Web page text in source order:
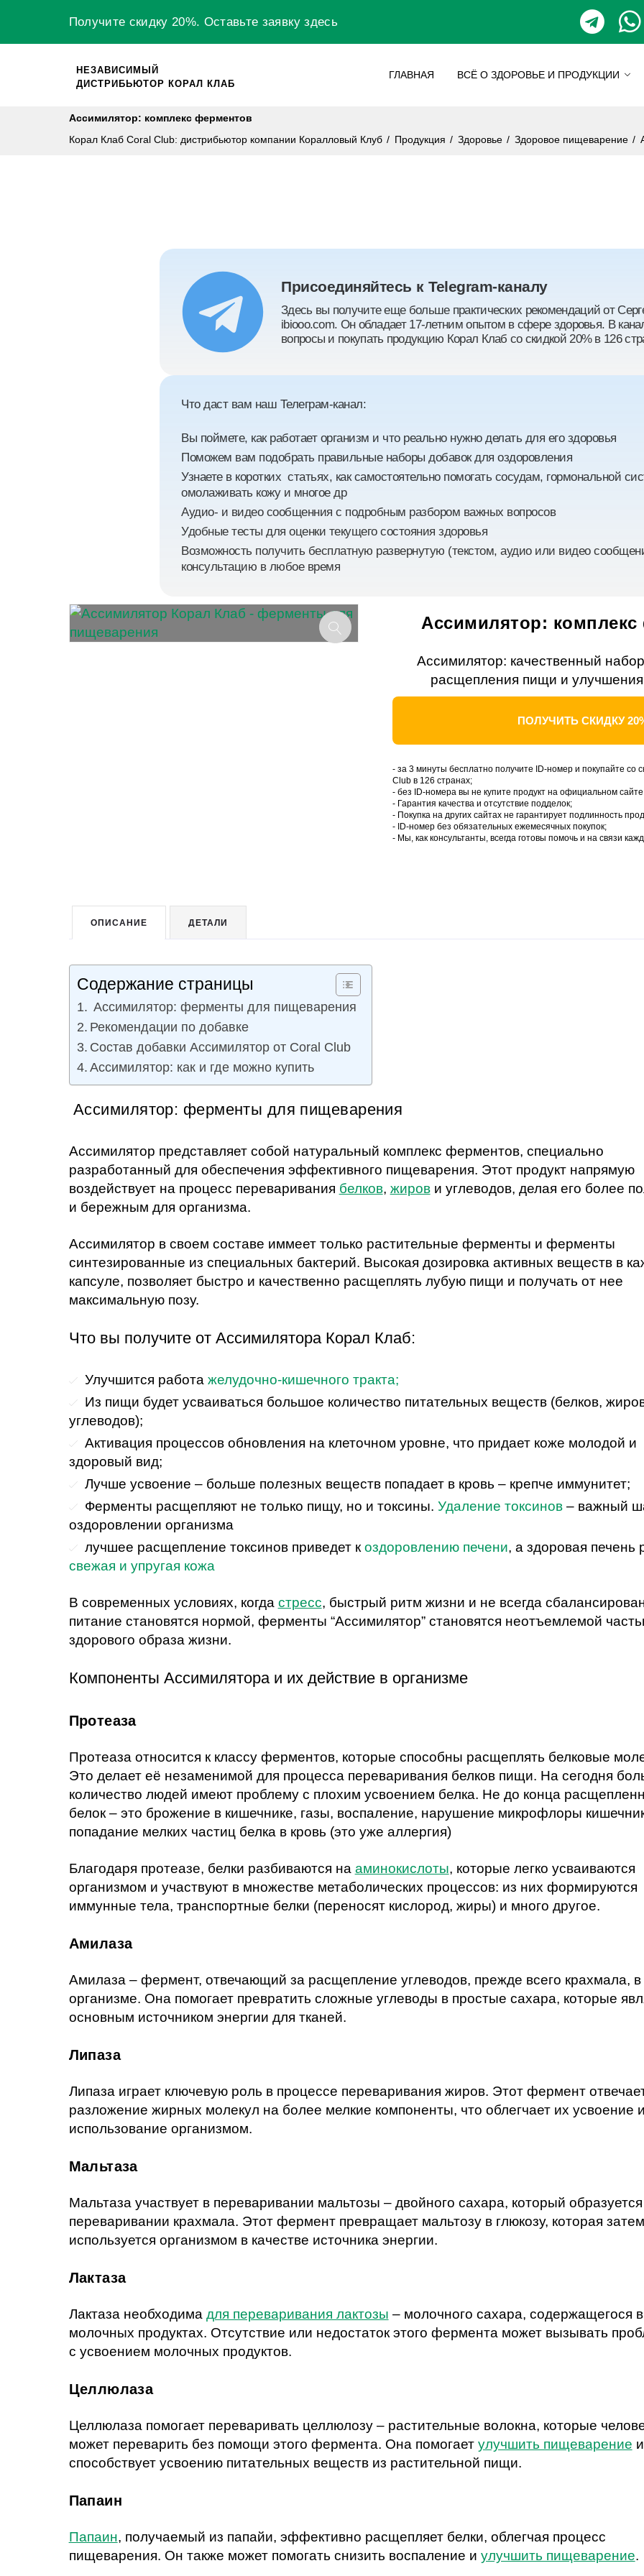
Получите скидку 20%. Оставьте заявкуздесь
НЕЗАВИСИМЫЙ
ДИСТРИБЬЮТОР КОРАЛ КЛАБ
ГЛАВНАЯ ВСЁ О ЗДОРОВЬЕ И ПРОДУКЦИИ
Ассимилятор: комплекс ферментов
Корал Клаб Coral Club: дистрибьютор компании Коралловый Клуб / Продукция / Здоровье / Здоровое пищеварение /
Присоединяйтесь к Telegram-каналу
Здесь вы получите еще больше практических рекомендаций от
ibiooo.com. Он обладает 17-летним опытом в сфере здоровья. В
вопросы и покупать продукцию Корал Клаб со скидкой 20% в 126
Что даст вам наш Телеграм-канал:
Вы поймете, как работает организм и что реально нужно делать для его здоровья
Поможем вам подобрать правильные наборы добавок для оздоровления
Узнаете в коротких статьях, как самостоятельно помогать сосудам, гормональной
омолаживать кожу и многое др
Аудио- и видео сообщенния с подробным разбором важных вопросов
Удобные тесты для оценки текущего состояния здоровья
Возможность получить бесплатную развернутую (текстом, аудио или видео
консультацию в любое время
Ассимилятор:
Ассимилятор: качественный
расщепления пищи и
ПОЛУЧИТЬ СКИДКУ
- за 3 минуты бесплатно получите ID-номер и покупайте со
Club в 126 странах;
- без ID-номера вы не купите продукт на официальном
- Гарантия качества и отсутствие подделок;
- Покупка на других сайтах не гарантирует подлинность
- ID-номер без обязательных ежемесячных покупок;
- Мы, как консультанты, всегда готовы помочь и на связи
ОПИСАНИЕ ДЕТАЛИ
Содержание страницы
Ассимилятор: ферменты для пищеварения
Рекомендации по добавке
Состав добавки Ассимилятор от Coral Club
Ассимилятор: как и где можно купить
Ассимилятор: ферменты для пищеварения
Ассимилятор представляет собой натуральный комплекс ферментов, специально
разработанный для обеспечения эффективного пищеварения. Этот продукт напрямую
воздействует на процесс переваривания белков, жирови углеводов, делая его более
и бережным для организма.
Ассимилятор в своем составе иммеет только растительные ферменты и ферменты
синтезированные из специальных бактерий. Высокая дозировка активных веществ в
капсуле, позволяет быстро и качественно расщеплять лубую пищи и получать от нее
максимальную позу.
Что вы получите от Ассимилятора Корал Клаб:
Улучшится работа желудочно-кишечного тракта;
Из пищи будет усваиваться большое количество питательных веществ (белков,
углеводов);
Активация процессов обновления на клеточном уровне, что придает коже молодой и
здоровый вид;
Лучше усвоение – больше полезных веществ попадает в кровь – крепче иммунитет;
Ферменты расщепляют не только пищу, но и токсины. Удаление токсинов– важный
оздоровлении организма
лучшее расщепление токсинов приведет к оздоровлению печени, а здоровая печень
свежая и упругая кожа
В современных условиях, когда стресс, быстрый ритм жизни и не всегда
питание становятся нормой, ферменты “Ассимилятор” становятся неотъемлемой
здорового образа жизни.
Компоненты Ассимилятора и их действие в организме
Протеаза
Протеаза относится к классу ферментов, которые способны расщеплять белковые
Это делает её незаменимой для процесса переваривания белков пищи. На сегодня
количество людей имеют проблему с плохим усвоением белка. Не до конца
белок – это брожение в кишечнике, газы, воспаление, нарушение микрофлоры
попадание мелких частиц белка в кровь (это уже аллергия)
Благодаря протеазе, белки разбиваются на аминокислоты, которые легко усваиваются
организмом и участвуют в множестве метаболических процессов: из них формируются
иммунные тела, транспортные белки (переносят кислород, жиры) и много другое.
Амилаза
Амилаза – фермент, отвечающий за расщепление углеводов, прежде всего крахмала, в
организме. Она помогает превратить сложные углеводы в простые сахара, которые
основным источником энергии для тканей.
Липаза
Липаза играет ключевую роль в процессе переваривания жиров. Этот фермент
разложение жирных молекул на более мелкие компоненты, что облегчает их усвоение и
использование организмом.
Мальтаза
Мальтаза участвует в переваривании мальтозы – двойного сахара, который
переваривании крахмала. Этот фермент превращает мальтозу в глюкозу, которая затем
используется организмом в качестве источника энергии.
Лактаза
Лактаза необходима для переваривания лактозы – молочного сахара, содержащегося в
молочных продуктах. Отсутствие или недостаток этого фермента может вызывать
с усвоением молочных продуктов.
Целлюлаза
Целлюлаза помогает переваривать целлюлозу – растительные волокна, которые
может переварить без помощи этого фермента. Она помогает улучшить пищеварение и
способствует усвоению питательных веществ из растительной пищи.
Папаин
Папаин, получаемый из папайи, эффективно расщепляет белки, облегчая процесс
пищеварения. Он также может помогать снизить воспаление и улучшить пищеварение.